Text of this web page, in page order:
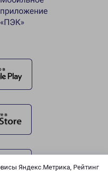
Яндекс.Метрика, Рейтинг